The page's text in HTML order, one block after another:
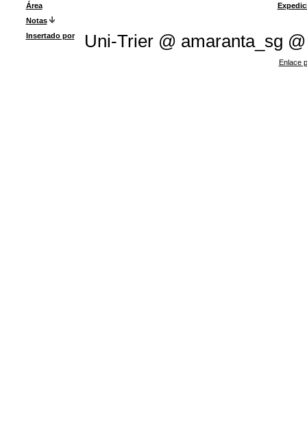
Área
Notas
Insertado por
Uni-Trier @ amaranta_sg @
Enlace